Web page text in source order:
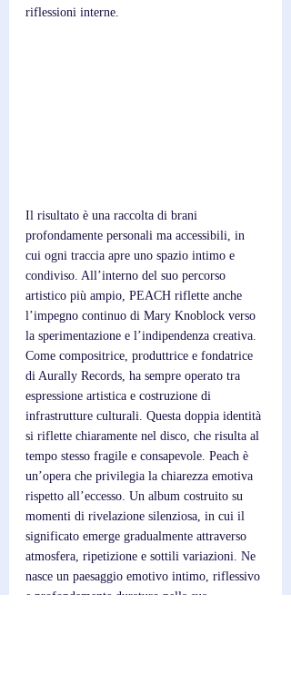
riflessioni interne.
Il risultato è una raccolta di brani
profondamente personali ma accessibili, in
cui ogni traccia apre uno spazio intimo e
condiviso. All’interno del suo percorso
artistico più ampio, PEACH riflette anche
l’impegno continuo di Mary Knoblock verso
la sperimentazione e l’indipendenza creativa.
Come compositrice, produttrice e fondatrice
di Aurally Records, ha sempre operato tra
espressione artistica e costruzione di
infrastrutture culturali. Questa doppia identità
si riflette chiaramente nel disco, che risulta al
tempo stesso fragile e consapevole. Peach è
un’opera che privilegia la chiarezza emotiva
rispetto all’eccesso. Un album costruito su
momenti di rivelazione silenziosa, in cui il
significato emerge gradualmente attraverso
atmosfera, ripetizione e sottili variazioni. Ne
nasce un paesaggio emotivo intimo, riflessivo
e profondamente duraturo nella sua